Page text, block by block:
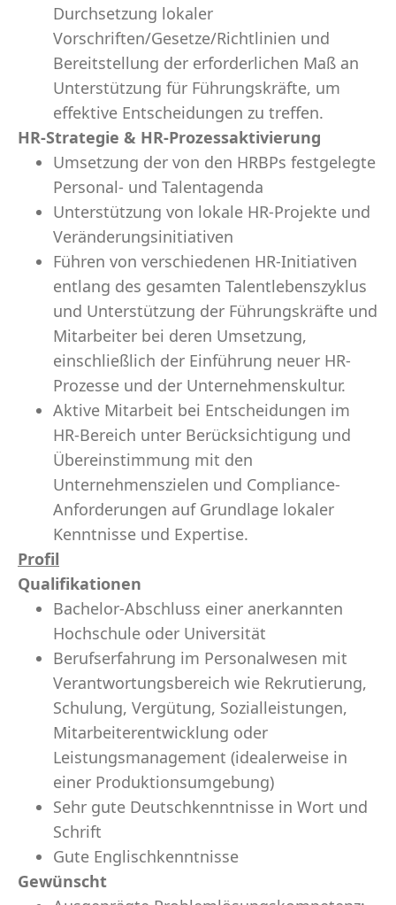
Durchsetzung lokaler
Vorschriften/Gesetze/Richtlinien und
Bereitstellung der erforderlichen Maß an
Unterstützung für Führungskräfte, um
effektive Entscheidungen zu treffen.
HR-Strategie & HR-Prozessaktivierung
Umsetzung der von den HRBPs festgelegte
Personal- und Talentagenda
Unterstützung von lokale HR-Projekte und
Veränderungsinitiativen
Führen von verschiedenen HR-Initiativen
entlang des gesamten Talentlebenszyklus
und Unterstützung der Führungskräfte und
Mitarbeiter bei deren Umsetzung,
einschließlich der Einführung neuer HR-
Prozesse und der Unternehmenskultur.
Aktive Mitarbeit bei Entscheidungen im
HR-Bereich unter Berücksichtigung und
Übereinstimmung mit den
Unternehmenszielen und Compliance-
Anforderungen auf Grundlage lokaler
Kenntnisse und Expertise.
Profil
Qualifikationen
Bachelor-Abschluss einer anerkannten
Hochschule oder Universität
Berufserfahrung im Personalwesen mit
Verantwortungsbereich wie Rekrutierung,
Schulung, Vergütung, Sozialleistungen,
Mitarbeiterentwicklung oder
Leistungsmanagement (idealerweise in
einer Produktionsumgebung)
Sehr gute Deutschkenntnisse in Wort und
Schrift
Gute Englischkenntnisse
Gewünscht